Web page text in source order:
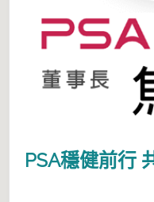
PSA穩健前行